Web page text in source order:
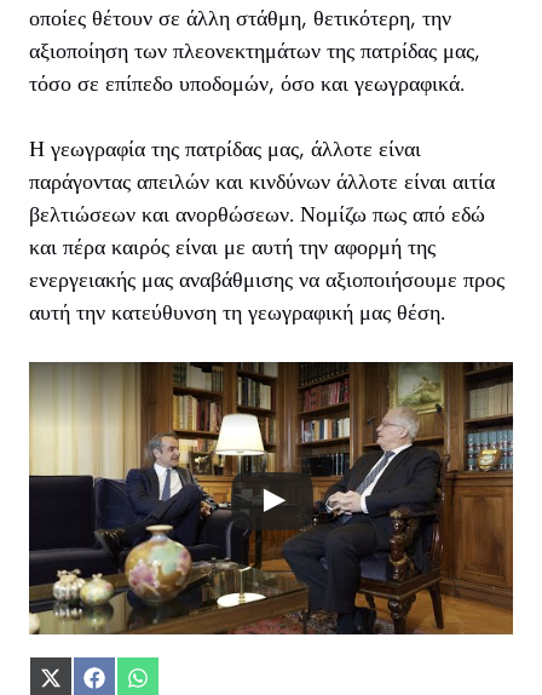
οποίες θέτουν σε άλλη στάθμη, θετικότερη, την
αξιοποίηση των πλεονεκτημάτων της πατρίδας μας,
τόσο σε επίπεδο υποδομών, όσο και γεωγραφικά.
Η γεωγραφία της πατρίδας μας, άλλοτε είναι
παράγοντας απειλών και κινδύνων άλλοτε είναι αιτία
βελτιώσεων και ανορθώσεων. Νομίζω πως από εδώ
και πέρα καιρός είναι με αυτή την αφορμή της
ενεργειακής μας αναβάθμισης να αξιοποιήσουμε προς
αυτή την κατεύθυνση τη γεωγραφική μας θέση.
ShareShareShare